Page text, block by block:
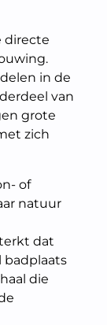
directe
in de
van
grote
zich
of
natuur
dat
badplaats
die